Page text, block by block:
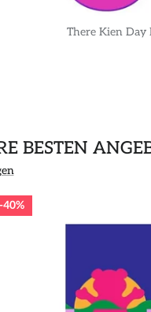
There Kien Day
BESTEN
40%